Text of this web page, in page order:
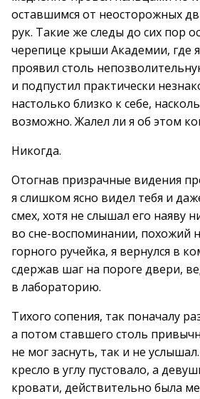
оставшимся от неосторожных
рук. Такие же следы до сих пор
черепице крыши Академии, где
проявил столь
и подпустил практически
настолько близко к себе,
возможно. Жалел ли я об этом
Никогда.
Отогнав призрачные видения
я слишком ясно видел тебя и
смех, хотя не слышал его наяву
во сне-воспоминании, похожий
горного ручейка, я вернулся в
сдержав шаг на пороге двери,
в лабораторию.
Тихого сопения, так поначалу
а потом ставшего столь
не мог заснуть, так и не
кресло в углу пустовало, а
кровати, действительно была